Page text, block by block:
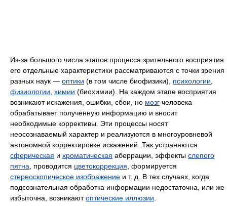
Из-за большого числа этапов процесса зрительного восприятия
его отдельные характеристики рассматриваются с точки зрения
разных наук — оптики (в том числе биофизики), психологии
физиологии химии (биохимии). На каждом этапе восприятия
возникают искажения, ошибки, сбои, но мозг человека
обрабатывает полученную информацию и вносит
необходимые коррективы. Эти процессы носят
неосознаваемый характер и реализуются в многоуровневой
автономной корректировке искажений. Так устраняются
сферическая и хроматическая аберрации, эффекты слепого
пятна , проводится цветокоррекция , формируется
стереоскопическое изображение и т. д. В тех случаях, когда
подсознательная обработка информации недостаточна, или же
избыточна, возникаютоптические иллюзии